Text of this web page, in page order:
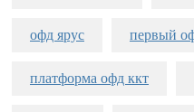
офд ярус первый
платформа офд ккт